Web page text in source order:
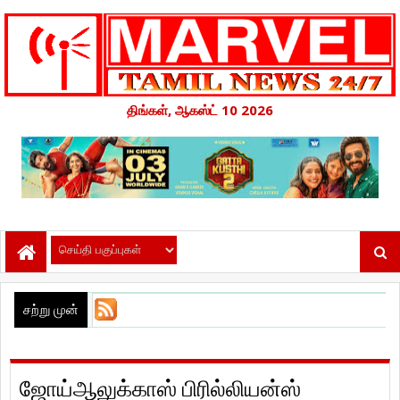
திங்கள், ஆகஸ்ட் 10 2026
சற்று முன்
ஜோய்ஆலுக்காஸ் பிரில்லியன்ஸ்